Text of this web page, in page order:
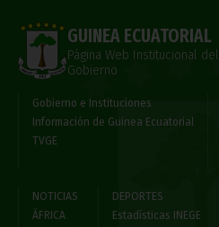
GUINEA ECUATORIAL
Página Web Institucional del
Gobierno
Gobierno e Instituciones
Información de Guinea Ecuatorial
TVGE
NOTICIAS
ÁFRICA
DEPORTES
Estadísticas INEGE